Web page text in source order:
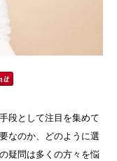
段として注目を集めて
なのか、どのように選
疑問は多くの方々を悩